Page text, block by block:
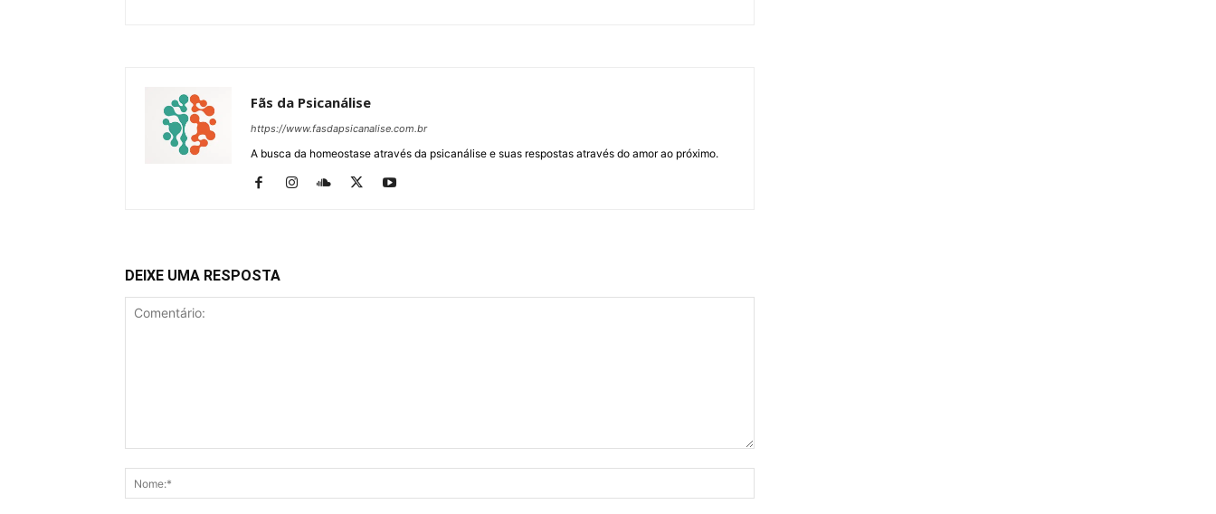
Fãs da Psicanálise
https://www.fasdapsicanalise.com.br
A busca da homeostase através da psicanálise e suas respostas através do amor ao próximo.
DEIXE UMA RESPOSTA